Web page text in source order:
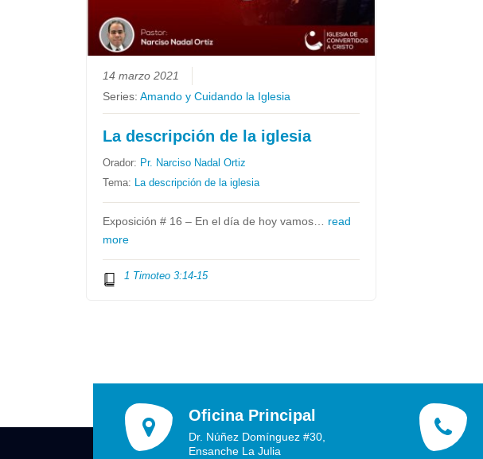
14 marzo 2021
Series:Amando y Cuidando la Iglesia
La descripción de la iglesia
Orador: Pr. Narciso Nadal Ortiz
Tema: La descripción de la iglesia
Exposición # 16 – En el día de hoy vamos… read
more
1 Timoteo 3:14​-15
Oficina Principal
Dr. Núñez Domínguez #30,
Ensanche La Julia